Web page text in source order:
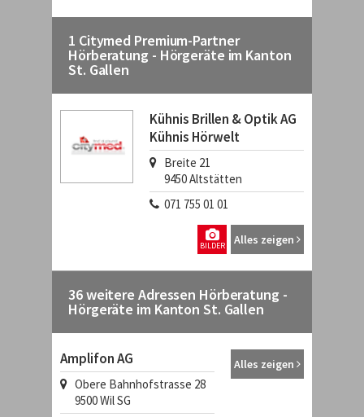
1 Citymed Premium-Partner
Hörberatung - Hörgeräte im Kanton
St. Gallen
Kühnis Brillen & Optik AG
Kühnis Hörwelt
Breite 21
9450Altstätten
071 755 01 01
Alles zeigen
BILDER
36 weitere Adressen Hörberatung -
Hörgeräte im Kanton St. Gallen
Amplifon AG
Obere Bahnhofstrasse 28
9500Wil SG
Alles zeigen